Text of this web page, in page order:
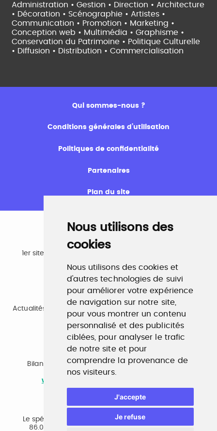
Nous utilisons des
cookies
Nous utilisons des cookies et
d'autres technologies de suivi
pour améliorer votre expérience
de navigation sur notre site,
pour vous montrer un contenu
personnalisé et des publicités
ciblées, pour analyser le trafic
de notre site et pour
comprendre la provenance de
nos visiteurs.
J'accepte
Je refuse
Administration • Gestion • Direction • Architecture
• Décoration • Scénographie • Artistes •
Communication • Promotion • Marketing •
Conception web • Multimédia • Graphisme •
Conservation du Patrimoine • Politique Culturelle
• Diffusion • Distribution • Commercialisation
Qui sommes-nous ?
Conditions générales d’utilisation
Politiques de confidentialité
Partenaires
Plan du site
Emploi
1er site emploi du secteur culturel 784.000 visites et
www.profilculture.com
Formation
Actualités, guide et annuaire des formations aux métiers
de la culture.
www.profilculture-formation.com
Accompagnement professionnel
Bilan de compétences, coaching, techniques de
recherche d'emploi, entretien conseil.
www.profilculture-competences.com
Le spécialiste du secteur culturel, une cvthèque de
86.000 CV et réseau unique de professionnels.